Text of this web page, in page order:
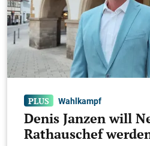
Wahlkampf
Denis Janzen will
Rathauschef